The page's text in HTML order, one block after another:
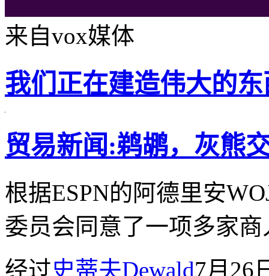
来自vox媒体
我们正在建造伟大的
贸易新闻:鹈鹕，灰熊
根据ESPN的阿德里安
委员会同意了一项多家
经过史蒂夫Dewald7月26